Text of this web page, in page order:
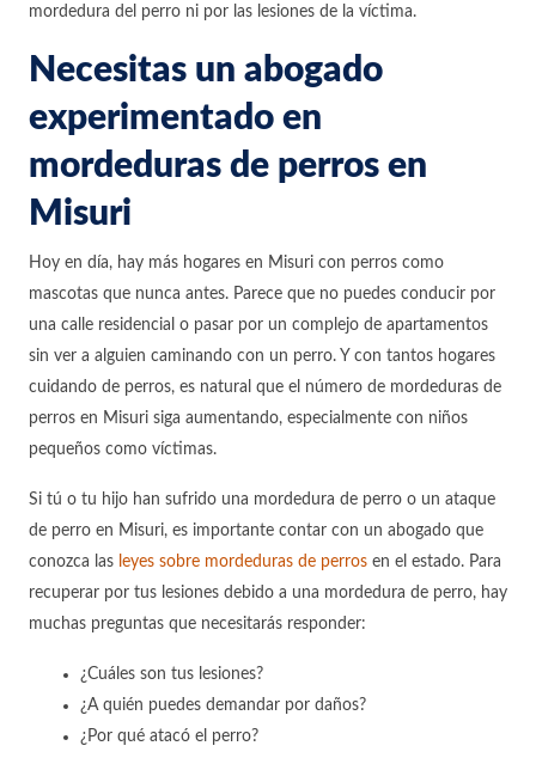
mordedura del perro ni por las lesiones de la víctima.
Necesitas un abogado
experimentado en
mordeduras de perros en
Misuri
Hoy en día, hay más hogares en Misuri con perros como
mascotas que nunca antes. Parece que no puedes conducir por
una calle residencial o pasar por un complejo de apartamentos
sin ver a alguien caminando con un perro. Y con tantos hogares
cuidando de perros, es natural que el número de mordeduras de
perros en Misuri siga aumentando, especialmente con niños
pequeños como víctimas.
Si tú o tu hijo han sufrido una mordedura de perro o un ataque
de perro en Misuri, es importante contar con un abogado que
conozca las leyes sobre mordeduras de perros en el estado. Para
recuperar por tus lesiones debido a una mordedura de perro, hay
muchas preguntas que necesitarás responder:
¿Cuáles son tus lesiones?
¿A quién puedes demandar por daños?
¿Por qué atacó el perro?